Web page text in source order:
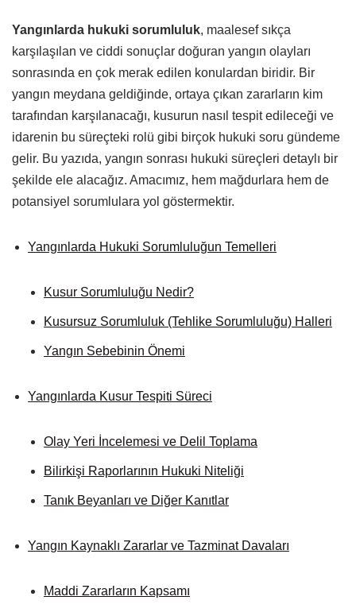
Yangınlarda hukuki sorumluluk, maalesef sıkça
karşılaşılan ve ciddi sonuçlar doğuran yangın olayları
sonrasında en çok merak edilen konulardan biridir. Bir
yangın meydana geldiğinde, ortaya çıkan zararların kim
tarafından karşılanacağı, kusurun nasıl tespit edileceği ve
idarenin bu süreçteki rolü gibi birçok hukuki soru gündeme
gelir. Bu yazıda, yangın sonrası hukuki süreçleri detaylı bir
şekilde ele alacağız. Amacımız, hem mağdurlara hem de
potansiyel sorumlulara yol göstermektir.
Yangınlarda Hukuki Sorumluluğun Temelleri
Kusur Sorumluluğu Nedir?
Kusursuz Sorumluluk (Tehlike Sorumluluğu) Halleri
Yangın Sebebinin Önemi
Yangınlarda Kusur Tespiti Süreci
Olay Yeri İncelemesi ve Delil Toplama
Bilirkişi Raporlarının Hukuki Niteliği
Tanık Beyanları ve Diğer Kanıtlar
Yangın Kaynaklı Zararlar ve Tazminat Davaları
Maddi Zararların Kapsamı